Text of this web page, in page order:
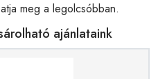
meg a legolcsóbban.
ajánlataink